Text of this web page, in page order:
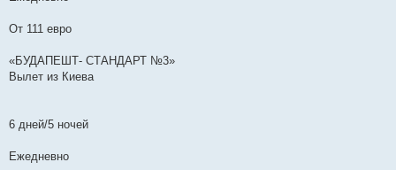
От 111 евро
«БУДАПЕШТ- СТАНДАРТ №3»
Вылет из Киева
6 дней/5 ночей
Ежедневно